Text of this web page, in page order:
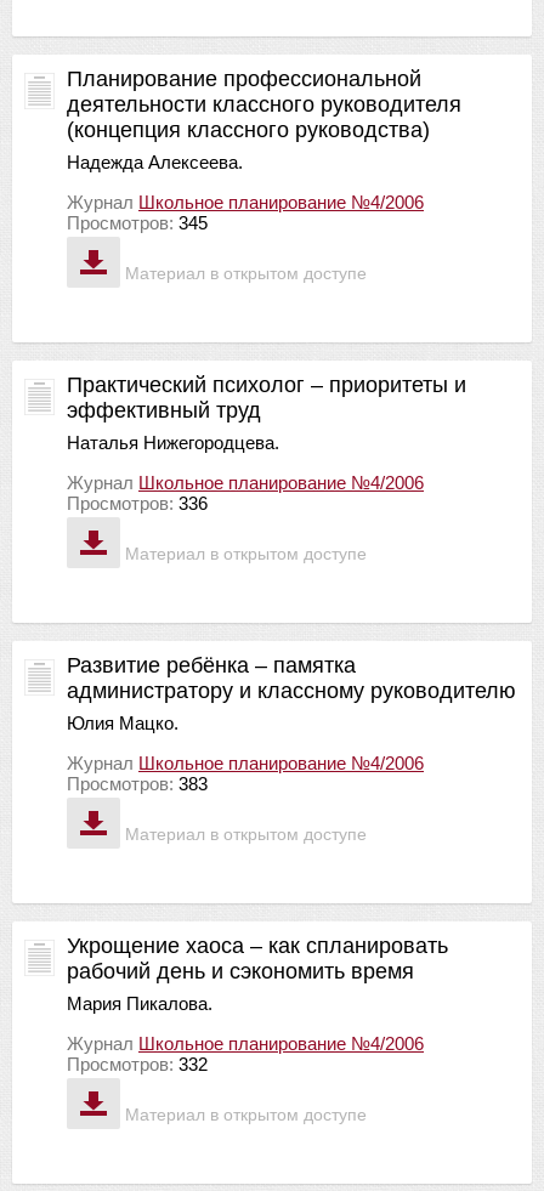
Материал в открытом доступе
Планирование профессиональной
деятельности классного руководителя
(концепция классного руководства)
Надежда Алексеева.
Журнал Школьное планирование №4/2006
Просмотров: 345
Материал в открытом доступе
Практический психолог – приоритеты и
эффективный труд
Наталья Нижегородцева.
Журнал Школьное планирование №4/2006
Просмотров: 336
Материал в открытом доступе
Развитие ребёнка – памятка
администратору и классному руководителю
Юлия Мацко.
Журнал Школьное планирование №4/2006
Просмотров: 383
Материал в открытом доступе
Укрощение хаоса – как спланировать
рабочий день и сэкономить время
Мария Пикалова.
Журнал Школьное планирование №4/2006
Просмотров: 332